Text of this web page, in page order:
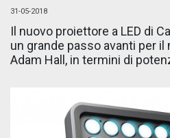
31-05-2018
Il nuovo proiettore a LED di
un grande passo avanti per
Adam Hall, in termini di